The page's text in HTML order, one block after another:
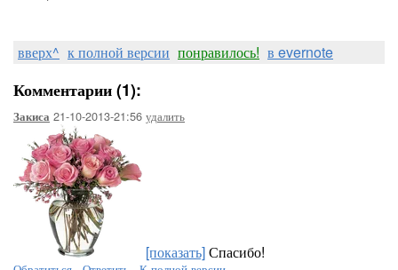
вверх^ к полной версии понравилось! в evernote
Комментарии (1):
Закиса 21-10-2013-21:56 удалить
[показать]Спасибо!